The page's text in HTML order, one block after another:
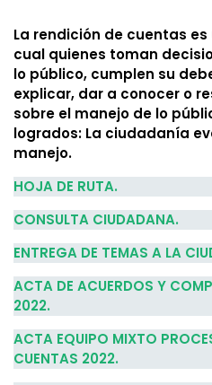
La rendición de cuentas
cual quienes toman
lo público, cumplen su
explicar, dar a conocer o
sobre el manejo de lo
logrados: La ciudadanía
manejo.
HOJA DE RUTA.
CONSULTA CIUDADANA.
ENTREGA DE TEMAS A LA
ACTA DE ACUERDOS Y
2022.
ACTA EQUIPO MIXTO
CUENTAS 2022.